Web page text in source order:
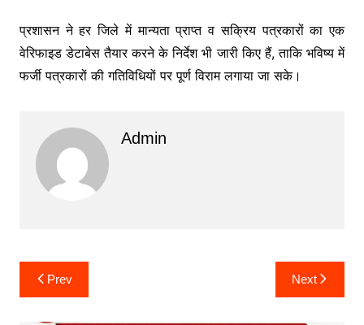
प्रशासन ने हर जिले में मान्यता प्राप्त व सक्रिय पत्रकारों का एक
वेरिफाइड डेटाबेस तैयार करने के निर्देश भी जारी किए हैं, ताकि भविष्य में
फर्जी पत्रकारों की गतिविधियों पर पूर्ण विराम लगाया जा सके।
Admin
Post
navigation
Prev Next